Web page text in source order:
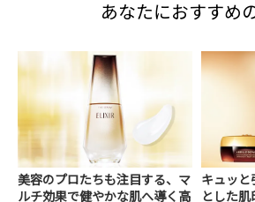
あなたにおすすめ
美容のプロたちも注目する、マ
ルチ効果で健やかな肌へ導く高
キュッと
とした肌